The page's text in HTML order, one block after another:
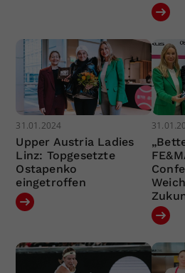
31.01.2024
Upper Austria Ladies
Linz: Topgesetzte
Ostapenko
eingetroffen